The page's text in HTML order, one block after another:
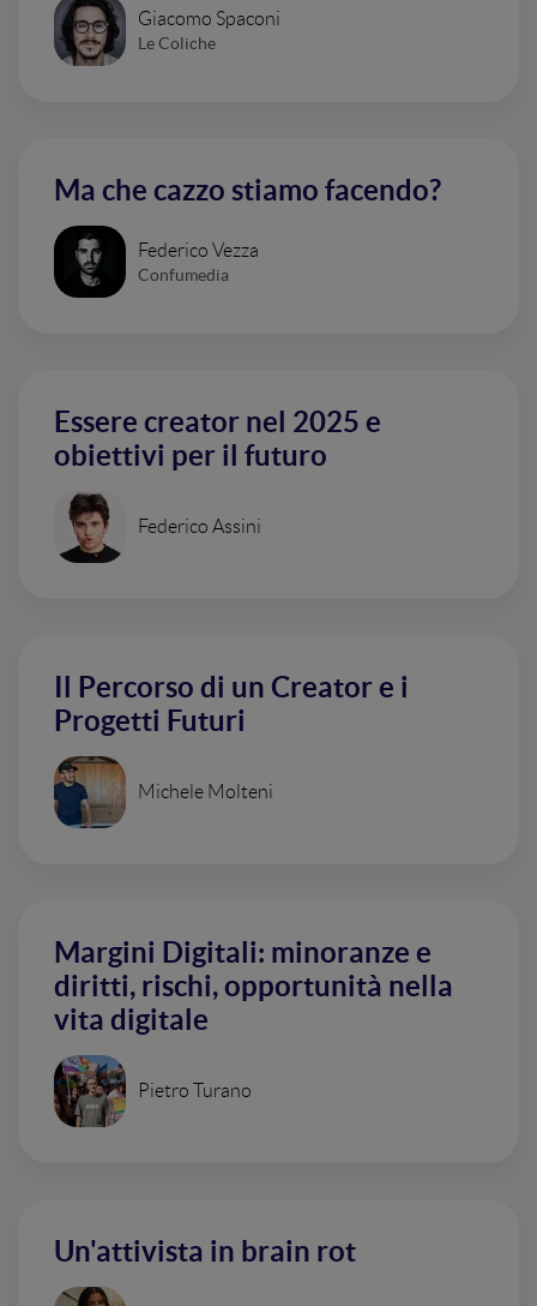
Giacomo Spaconi
Le Coliche
Ma che cazzo stiamo facendo?
Federico Vezza
Confumedia
Essere creator nel 2025 e
obiettivi per il futuro
Federico Assini
Il Percorso di un Creator e i
Progetti Futuri
Michele Molteni
Margini Digitali: minoranze e
diritti, rischi, opportunità nella
vita digitale
Pietro Turano
Un'attivista in brain rot